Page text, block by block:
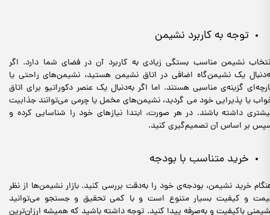
توجه به کاربرد نشیمن
نشیمن مناسب بستگی زیادی به کاربرد آن در فضای شما دارد. اگر
یک نشیمن‌گاه اضافی در اتاق نشیمن هستید، نشیمن‌های راحتی یا
گزینه‌ی مناسبی هستند. اما اگر به‌دنبال یک عنصر دکوراتیو برای اتاق
یا پذیرایی خود می گردید، نشیمن‌های مخمل یا چرمی می‌توانند جذابیت
داشته باشند. در هر صورت، ابتدا نیازهای خود را شناسایی کرده و
بر اساس آن تصمیم‌گیری کنید.
خرید متناسب با بودجه
خرید نشیمن، بودجه‌ی خود را به‌دقت بررسی کنید. بازار نشیمن‌ها از نظر
و کیفیت بسیار متنوع است و با کمی تحقیق و جستجو می‌توانید
باکیفیت و به‌صرفه پیدا کنید. توجه داشته باشید که همیشه ارزان‌ترین